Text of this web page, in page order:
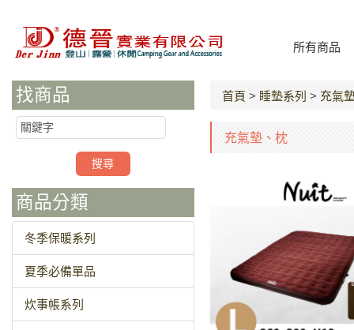
所有商品
找商品
商品分類
冬季保暖系列
夏季必備單品
炊事帳系列
首頁 > 睡墊系列 > 充氣
充氣墊、枕